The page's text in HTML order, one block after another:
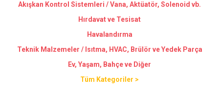
Akışkan Kontrol Sistemleri / Vana, Aktüatör, Solenoid vb.
Hırdavat ve Tesisat
Havalandırma
Teknik Malzemeler / Isıtma, HVAC, Brülör ve Yedek Parça
Ev, Yaşam, Bahçe ve Diğer
Tüm Kategoriler >